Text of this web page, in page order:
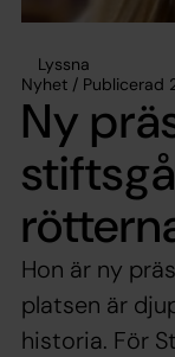
Lyssna
Nyhet / Publicerad
Ny
Hon är ny
platsen är
historia. För